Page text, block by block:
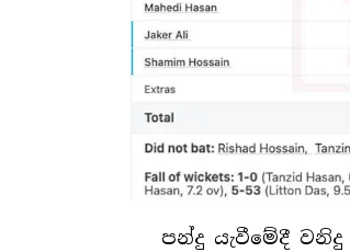
පන්දු යැවීමේදී